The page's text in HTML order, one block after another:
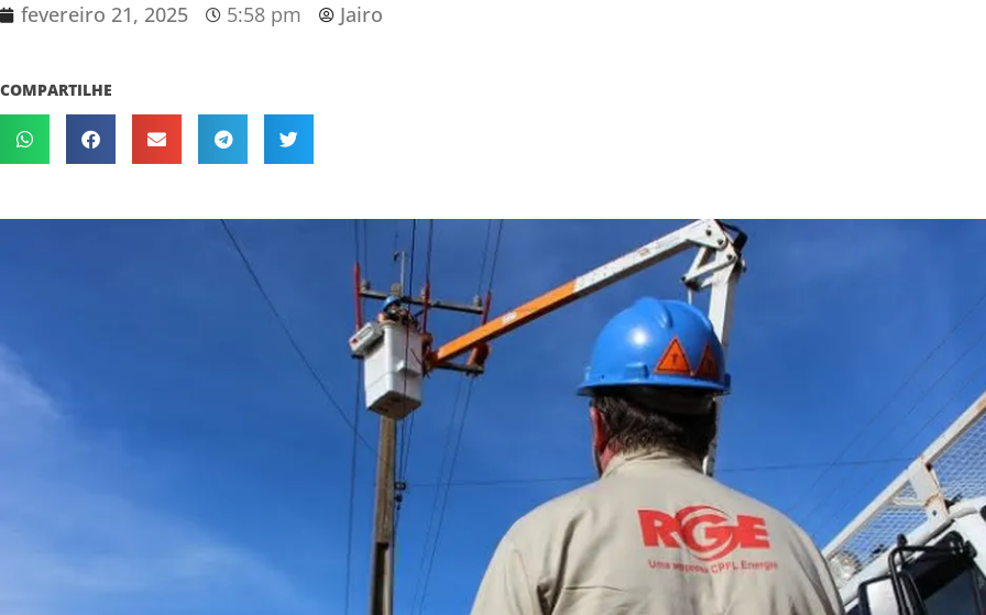
fevereiro 21, 2025 5:58 pm Jairo
COMPARTILHE